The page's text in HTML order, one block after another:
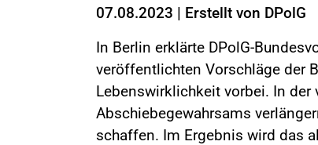
07.08.2023 | Erstellt von DPolG
In Berlin erklärte DPolG-
veröffentlichten Vorschläge der
Lebenswirklichkeit vorbei. In der
Abschiebegewahrsams
schaffen. Im Ergebnis wird das